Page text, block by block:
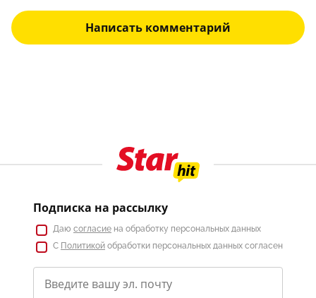
Написать комментарий
Подписка на рассылку
Даю согласие на обработку персональных данных
С Политикой обработки персональных данных согласен